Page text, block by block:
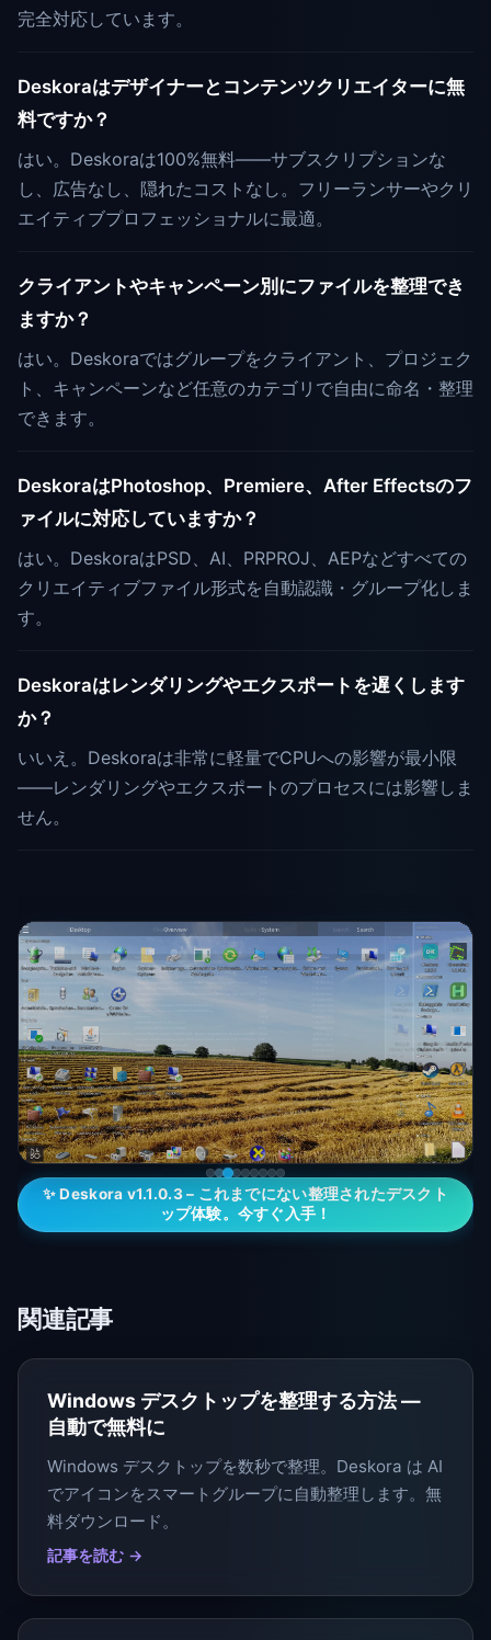
完全対応しています。
Deskoraはデザイナーとコンテンツクリエイターに無
料ですか？
はい。Deskoraは100%無料——サブスクリプションな
し、広告なし、隠れたコストなし。フリーランサーやクリ
エイティブプロフェッショナルに最適。
クライアントやキャンペーン別にファイルを整理でき
ますか？
はい。Deskoraではグループをクライアント、プロジェク
ト、キャンペーンなど任意のカテゴリで自由に命名・整理
できます。
DeskoraはPhotoshop、Premiere、After Effectsのフ
ァイルに対応していますか？
はい。DeskoraはPSD、AI、PRPROJ、AEPなどすべての
クリエイティブファイル形式を自動認識・グループ化しま
す。
Deskoraはレンダリングやエクスポートを遅くします
か？
いいえ。Deskoraは非常に軽量でCPUへの影響が最小限
——レンダリングやエクスポートのプロセスには影響しま
せん。
✨ Deskora v1.1.0.3 – これまでにない整理されたデスクト
ップ体験。今すぐ入手！
関連記事
Windows デスクトップを整理する方法 —
自動で無料に
Windows デスクトップを数秒で整理。Deskora は AI
でアイコンをスマートグループに自動整理します。無
料ダウンロード。
記事を読む →